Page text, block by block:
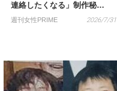
連絡したくなる」制作秘…
週刊女性PRIME 2026/7/31